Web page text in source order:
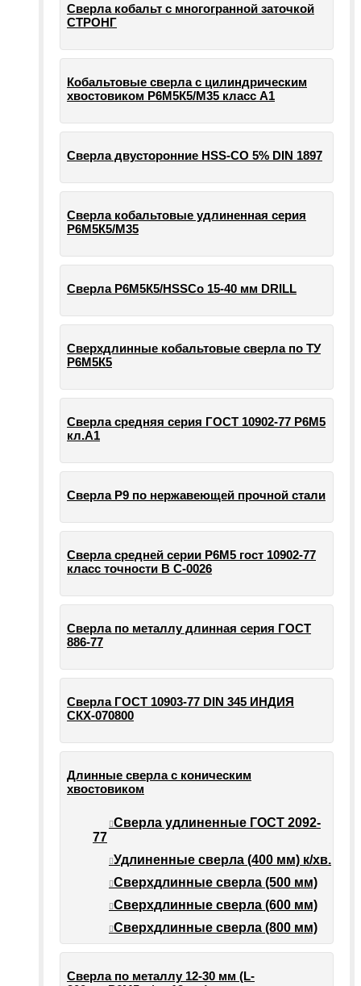
Сверла кобальт с многогранной заточкой
СТРОНГ
Кобальтовые сверла с цилиндрическим
хвостовиком Р6М5К5/М35 класс А1
Сверла двусторонние HSS-CO 5% DIN 1897
Сверла кобальтовые удлиненная серия
Р6М5К5/М35
Сверла Р6М5К5/HSSCo 15-40 мм DRILL
Сверхдлинные кобальтовые сверла по ТУ
Р6М5К5
Сверла средняя серия ГОСТ 10902-77 Р6М5
кл.А1
Сверла Р9 по нержавеющей прочной стали
Сверла средней серии Р6М5 гост 10902-77
класс точности В С-0026
Сверла по металлу длинная серия ГОСТ
886-77
Сверла ГОСТ 10903-77 DIN 345 ИНДИЯ
СКХ-070800
Длинные сверла с коническим
хвостовиком
Сверла удлиненные ГОСТ 2092-
77
Удлиненные сверла (400 мм) к/хв.
Сверхдлинные сверла (500 мм)
Сверхдлинные сверла (600 мм)
Сверхдлинные сверла (800 мм)
Сверла по металлу 12-30 мм (L-